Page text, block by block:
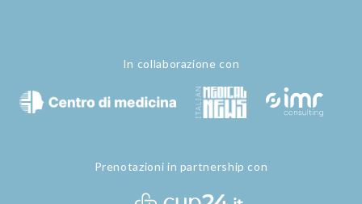
In collaborazione con
Prenotazioni in partnership con